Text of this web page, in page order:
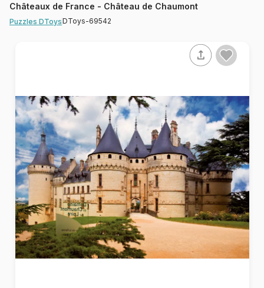
Châteaux de France - Château de Chaumont
Puzzles DToysDToys-69542